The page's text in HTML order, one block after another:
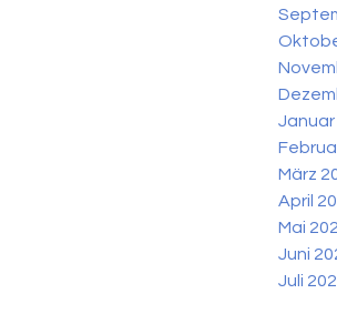
Januar
März
April
Mai
Juni
Juli